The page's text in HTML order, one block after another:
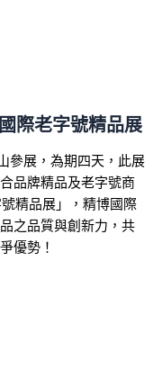
際老字號精品展
展，為期四天，此展
品牌精品及老字號商
精品展」，精博國際
之品質與創新力，共
優勢！